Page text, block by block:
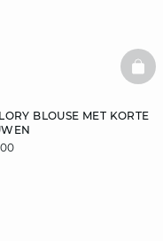
BLOUSE MET KORTE